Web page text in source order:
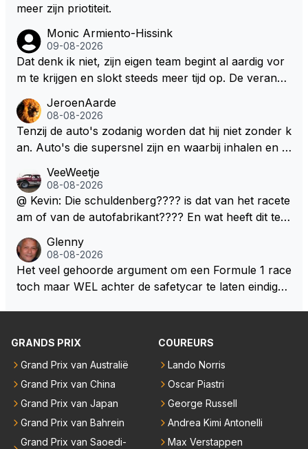
meer zijn priotiteit.
Monic Armiento-Hissink
09-08-2026
Dat denk ik niet, zijn eigen team begint al aardig vor
m te krijgen en slokt steeds meer tijd op. De verande
en zullen ben ik bang niet het gewenste effect hebb
en. Mocht het wel zo zijn dan zal het 3 jaar zijn, hoo
guit 5 jaar maar echt niet langer. Vergeet niet, hij hee
em meer plezier gebracht dan de F1 op dit moment.
JeroenAarde
08-08-2026
Tenzij de auto's zodanig worden dat hij niet zonder k
an. Auto's die supersnel zijn en waarbij inhalen en v
ronkende motoren en op de grenzen rijden van de
mogelijkheden. Het ouderwetse racen waarbij de ma
nnen en jongens verdeeld worden. Als deze auto's g
uden dan dat hij op dit moment beweerd. Dan kan hij
zijn talenten en uitzonderlijke klasse laten zien en he
eft daar enorm veel lol aan.
VeeWeetje
08-08-2026
@ Kevin: Die schuldenberg???? is dat van het racete
am of van de autofabrikant???? En wat heeft dit te
ert nu de spindoctor van newey geworden?? Eerlijk
gezegd snap ik de de kop én het artikel niet echt.
Glenny
08-08-2026
Het veel gehoorde argument om een Formule 1 race
toch maar WEL achter de safetycar te laten eindigen
rijden de teams met tot op de liter afgemeten peut...
GRANDS PRIX
Grand Prix van Australië
Grand Prix van China
Grand Prix van Japan
Grand Prix van Bahrein
Grand Prix van Saoedi-
COUREURS
Lando Norris
Oscar Piastri
George Russell
Andrea Kimi Antonelli
Max Verstappen